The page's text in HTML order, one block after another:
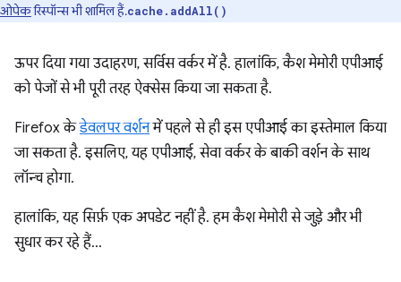
ओपेकरिस्पॉन्स भी शामिल हैं.cache.addAll()
ऊपर दिया गया उदाहरण, सर्विस वर्कर में है. हालांकि, कैश मेमोरी एपीआई
को पेजों से भी पूरी तरह ऐक्सेस किया जा सकता है.
Firefox केडेवलपर वर्शनमें पहले से ही इस एपीआई का इस्तेमाल किया
जा सकता है. इसलिए, यह एपीआई, सेवा वर्कर के बाकी वर्शन के साथ
लॉन्च होगा.
हालांकि, यह सिर्फ़ एक अपडेट नहीं है. हम कैश मेमोरी से जुड़े और भी
सुधार कर रहे हैं…